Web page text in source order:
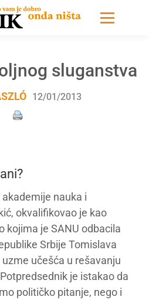
sluganstva
12/01/2013
nauka i
okvalifikovao je kao
kojima je SANU odbacila
Srbije Tomislava
učešća u rešavanju
je istakao da
političko pitanje, nego i